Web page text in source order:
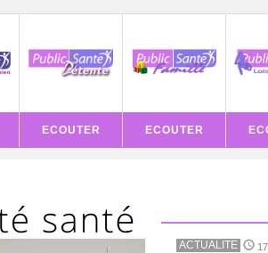
ECOUTER ECOUTER
ACTUALITE